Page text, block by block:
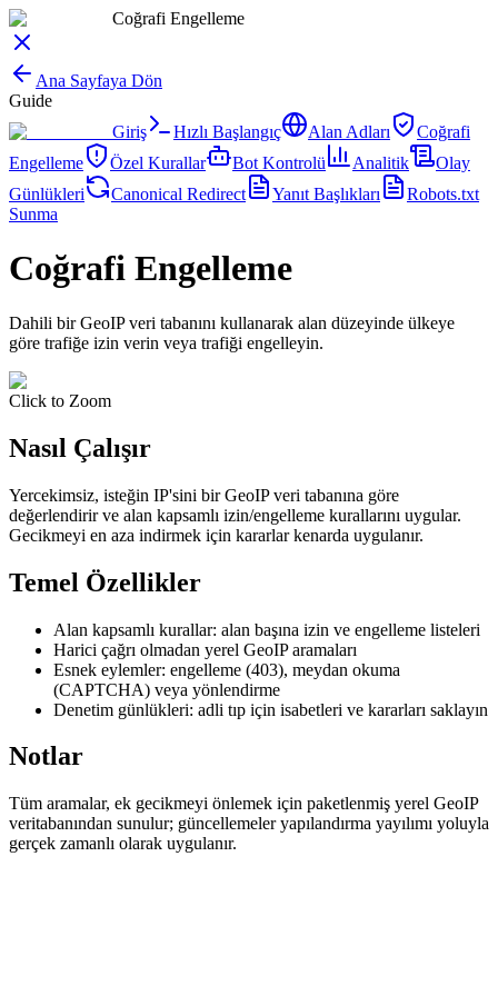
Coğrafi Engelleme
Ana Sayfaya Dön
Guide
Giriş
Hızlı Başlangıç Alan Adları
Coğrafi
Engelleme
Özel Kurallar Bot Kontrolü Analitik
Olay
Günlükleri
Canonical Redirect Yanıt Başlıkları
Robots.txt
Sunma
Coğrafi Engelleme
Dahili bir GeoIP veri tabanını kullanarak alan düzeyinde ülkeye
göre trafiğe izin verin veya trafiği engelleyin.
Click to Zoom
Nasıl Çalışır
Yercekimsiz, isteğin IP'sini bir GeoIP veri tabanına göre
değerlendirir ve alan kapsamlı izin/engelleme kurallarını uygular.
Gecikmeyi en aza indirmek için kararlar kenarda uygulanır.
Temel Özellikler
Alan kapsamlı kurallar: alan başına izin ve engelleme listeleri
Harici çağrı olmadan yerel GeoIP aramaları
Esnek eylemler: engelleme (403), meydan okuma
(CAPTCHA) veya yönlendirme
Denetim günlükleri: adli tıp için isabetleri ve kararları saklayın
Notlar
Tüm aramalar, ek gecikmeyi önlemek için paketlenmiş yerel GeoIP
veritabanından sunulur; güncellemeler yapılandırma yayılımı yoluyla
gerçek zamanlı olarak uygulanır.